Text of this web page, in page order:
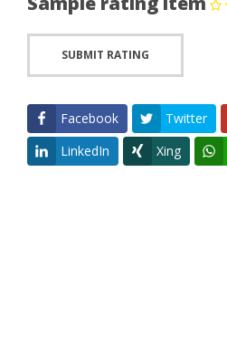
Facebook Twitter
LinkedIn
Xing